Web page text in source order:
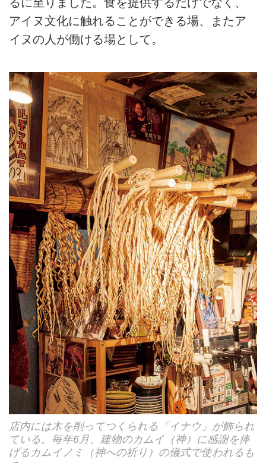
アイヌ文化に触れることができる場、またア
イヌの人が働ける場として。
店内には木を削ってつくられる「イナウ」が飾られ
ている。毎年6月、建物のカムイ（神）に感謝を捧
げるカムイノミ（神への祈り）の儀式で使われるも